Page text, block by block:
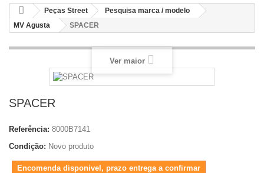
Peças Street
Pesquisa marca / modelo
MV Agusta
SPACER
Ver maior
SPACER
Referência: 8000B7141
Condição: Novo produto
Encomenda disponivel, prazo entrega a confirmar